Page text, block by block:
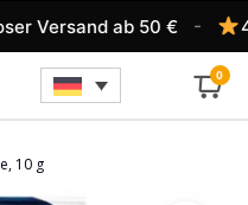
Versand ab 50 € -
0
10 g